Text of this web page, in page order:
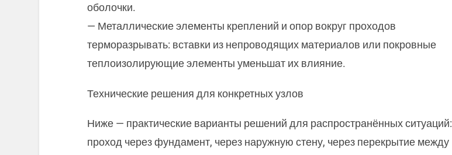
оболочки.
— Металлические элементы креплений и опор вокруг проходов
терморазрывать: вставки из непроводящих материалов или покровные
теплоизолирующие элементы уменьшат их влияние.
Технические решения для конкретных узлов
Ниже — практические варианты решений для распространённых ситуаций:
проход через фундамент, через наружную стену, через перекрытие между